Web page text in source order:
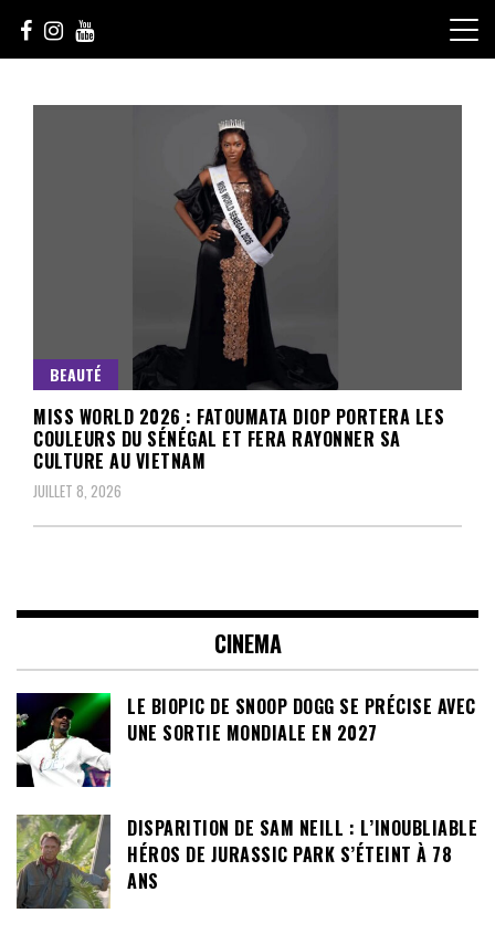
content
sunuculture
BEAUTÉ
MISS WORLD 2026 : FATOUMATA DIOP PORTERA LES
COULEURS DU SÉNÉGAL ET FERA RAYONNER SA
CULTURE AU VIETNAM
JUILLET 8, 2026
CINEMA
LE BIOPIC DE SNOOP DOGG SE PRÉCISE AVEC
UNE SORTIE MONDIALE EN 2027
DISPARITION DE SAM NEILL : L’INOUBLIABLE
HÉROS DE JURASSIC PARK S’ÉTEINT À 78
ANS